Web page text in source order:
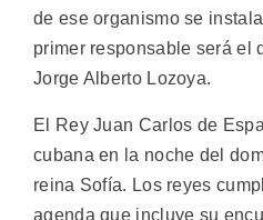
de ese organismo se
primer responsable será el
Jorge Alberto Lozoya.
El Rey Juan Carlos de
cubana en la noche del
reina Sofía. Los reyes
agenda que incluye su